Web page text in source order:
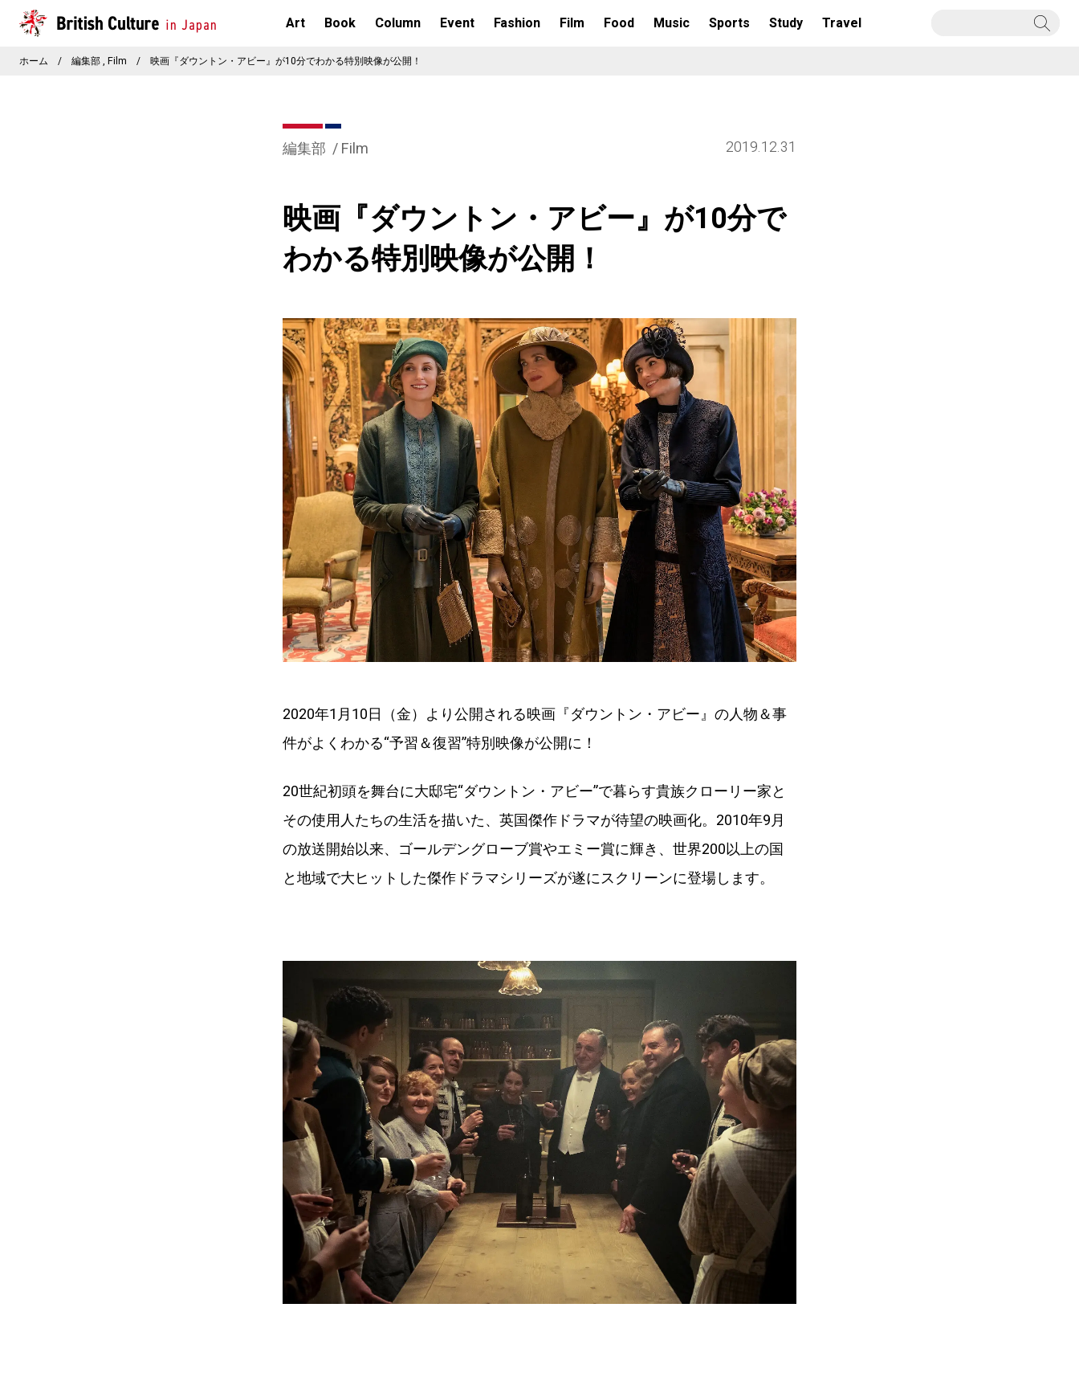
Art Book Column Event Fashion Film Food Music Sports Study Travel
ホーム / 編集部 Film / 映画『ダウントン・アビー』が10分でわかる特別映像が公開！
編集部 Film 2019.12.31
映画『ダウントン・アビー』が10分で
わかる特別映像が公開！
2020年1月10日（金）より公開される映画『ダウントン・アビー』の人物＆事
件がよくわかる“予習＆復習”特別映像が公開に！
20世紀初頭を舞台に大邸宅“ダウントン・アビー”で暮らす貴族クローリー家と
その使用人たちの生活を描いた、英国傑作ドラマが待望の映画化。2010年9月
の放送開始以来、ゴールデングローブ賞やエミー賞に輝き、世界200以上の国
と地域で大ヒットした傑作ドラマシリーズが遂にスクリーンに登場します。